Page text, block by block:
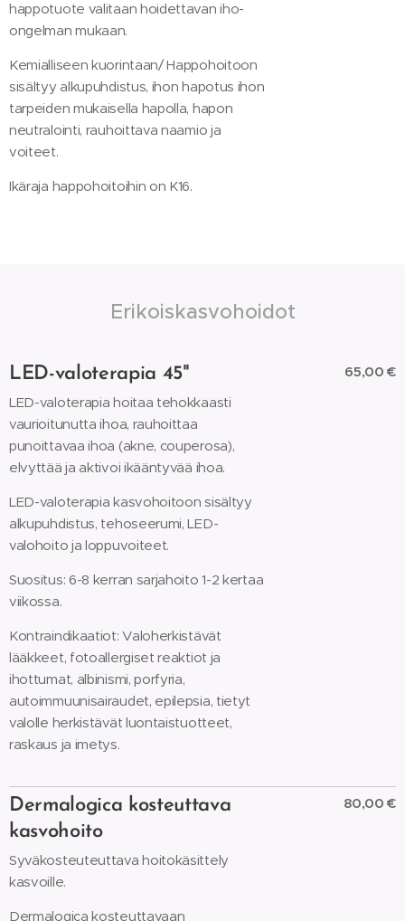
happotuote valitaan hoidettavan iho-
ongelman mukaan.
Kemialliseen kuorintaan/ Happohoitoon
sisältyy alkupuhdistus, ihon hapotus ihon
tarpeiden mukaisella hapolla, hapon
neutralointi, rauhoittava naamio ja
voiteet.
Ikäraja happohoitoihin on K16.
Erikoiskasvohoidot
LED-valoterapia 45"
LED-valoterapia hoitaa tehokkaasti
vaurioitunutta ihoa, rauhoittaa
punoittavaa ihoa (akne, couperosa),
elvyttää ja aktivoi ikääntyvää ihoa.
LED-valoterapia kasvohoitoon sisältyy
alkupuhdistus, tehoseerumi, LED-
valohoito ja loppuvoiteet.
Suositus: 6-8 kerran sarjahoito 1-2 kertaa
viikossa.
Kontraindikaatiot: Valoherkistävät
lääkkeet, fotoallergiset reaktiot ja
ihottumat, albinismi, porfyria,
autoimmuunisairaudet, epilepsia, tietyt
valolle herkistävät luontaistuotteet,
raskaus ja imetys.
65,00 €
Dermalogica kosteuttava
kasvohoito
Syväkosteuteuttava hoitokäsittely
kasvoille.
Dermalogica kosteuttavaan
80,00 €